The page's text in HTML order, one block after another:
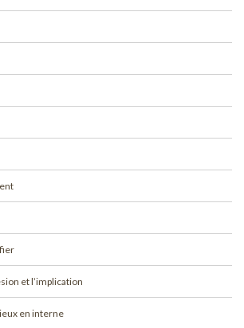
et l’implication
en interne